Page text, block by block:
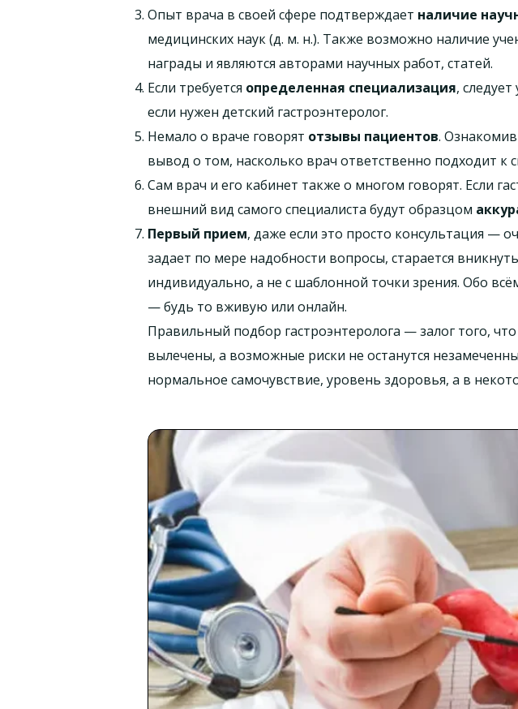
Опыт врача в своей сфере подтверждает наличие
медицинских наук (д. м. н.). Также возможно наличие
награды и являются авторами научных работ, статей.
Если требуется определенная специализация,
если нужен детский гастроэнтеролог.
Немало о враче говорят отзывы пациентов.
вывод о том, насколько врач ответственно подходит к
Сам врач и его кабинет также о многом говорят. Если
внешний вид самого специалиста будут образцом
Первый прием, даже если это просто консультация —
задает по мере надобности вопросы, старается
индивидуально, а не с шаблонной точки зрения. Обо
— будь то вживую или онлайн.
Правильный подбор гастроэнтеролога — залог того,
вылечены, а возможные риски не останутся
нормальное самочувствие, уровень здоровья, а в